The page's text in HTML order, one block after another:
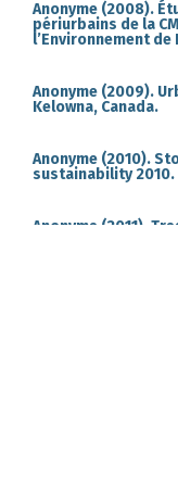
Anonyme (2008).
périurbains de la
l’Environnement de
Anonyme (2009).
Kelowna, Canada.
Anonyme (2010).
sustainability
Anonyme (2011).